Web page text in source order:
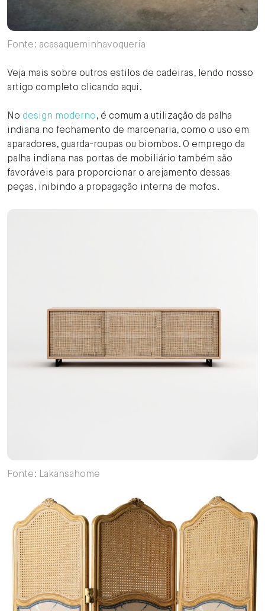
Fonte: acasaqueminhavoqueria
Veja mais sobre outros estilos de cadeiras, lendo nosso
artigo completo clicando aqui.
No design moderno, é comum a utilização da palha
indiana no fechamento de marcenaria, como o uso em
aparadores, guarda-roupas ou biombos. O emprego da
palha indiana nas portas de mobiliário também são
favoráveis para proporcionar o arejamento dessas
peças, inibindo a propagação interna de mofos.
Fonte: Lakansahome